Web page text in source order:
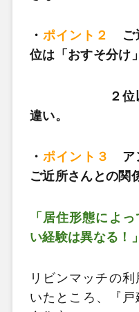
・ポイント２
ご
位は「おすそ分け
２位以下は
違い。
・ポイント３
ア
ご近所さんとの関
「居住形態によ
い経験は異なる！」
リビンマッチの
いたところ、『